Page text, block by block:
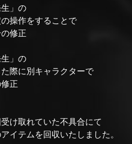
」の
操作をすることで
修正
」の
際に別キャラクターで
正
け取れていた不具合にて
テムを回収いたしました。